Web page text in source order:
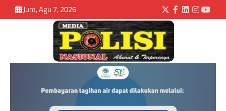
Jum, Agu 7, 2026